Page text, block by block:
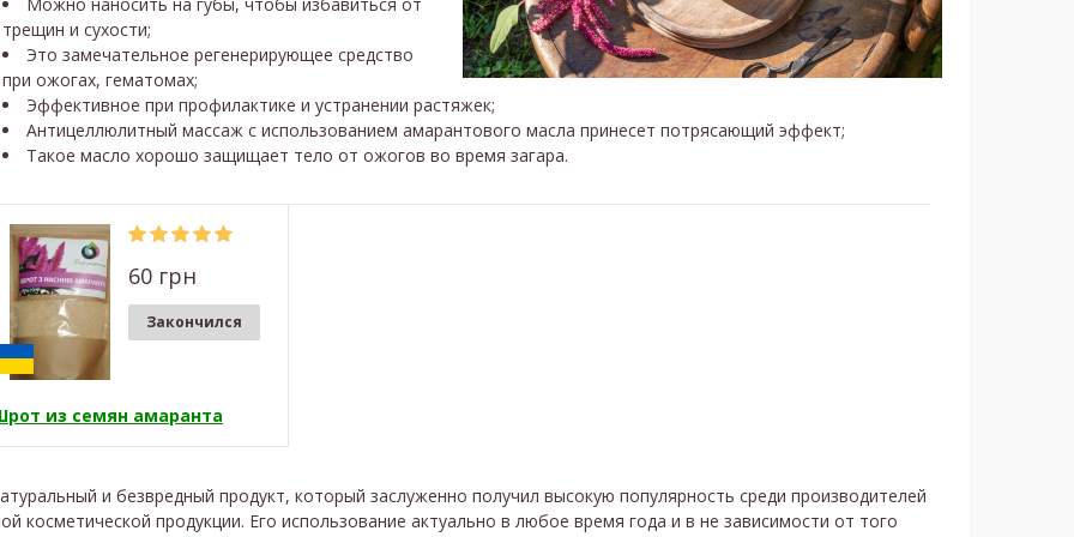
трещин и сухости;
Это замечательное регенерирующее средство
при ожогах, гематомах;
Эффективное при профилактике и устранении растяжек;
Антицеллюлитный массаж с использованием амарантового масла принесет потрясающий эффект;
Такое масло хорошо защищает тело от ожогов во время загара.
60 грн
Закончился
из семян амаранта
и безвредный продукт, который заслуженно получил высокую популярность среди производителей
косметической продукции. Его использование актуально в любое время года и в не зависимости от того